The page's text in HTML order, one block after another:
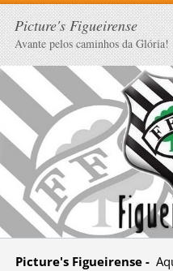
Picture's Figueirense
Avante pelos caminhos da Glória!
Picture's Figueirense -